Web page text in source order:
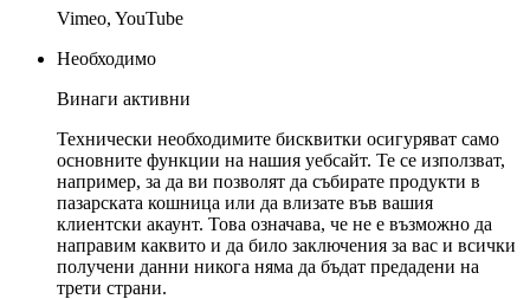
Vimeo, YouTube
Необходимо
Винаги активни
Технически необходимите бисквитки осигуряват само
основните функции на нашия уебсайт. Те се използват,
например, за да ви позволят да събирате продукти в
пазарската кошница или да влизате във вашия
клиентски акаунт. Това означава, че не е възможно да
направим каквито и да било заключения за вас и всички
получени данни никога няма да бъдат предадени на
трети страни.